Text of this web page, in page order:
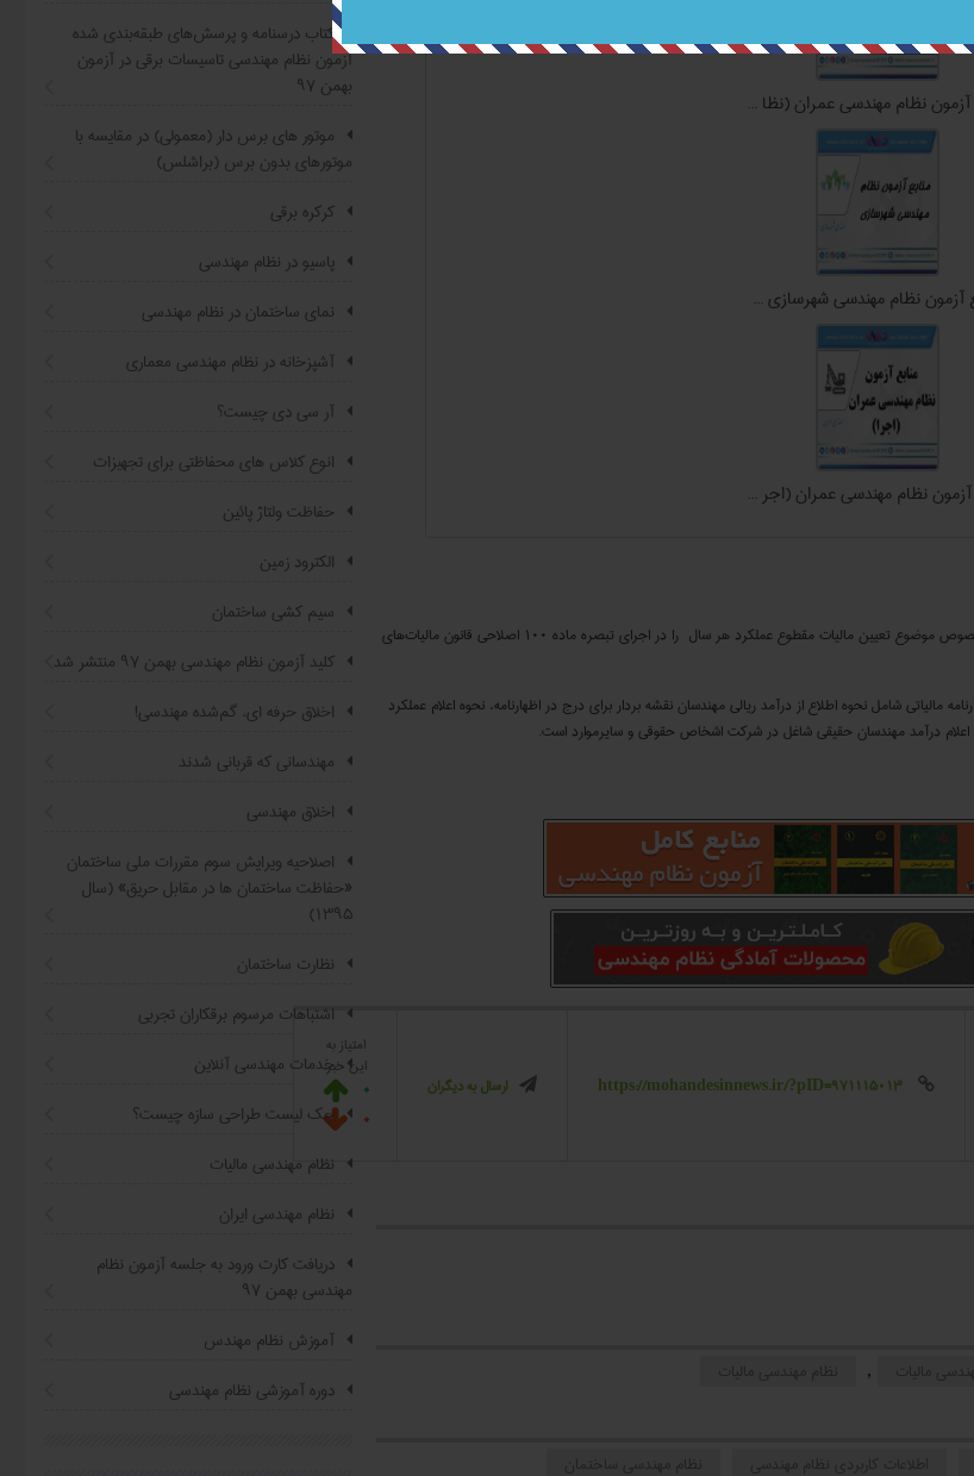
آزمون نظام مهندسی عمران (نظا ...
آزمون نظام مهندسی شهرسازي ...
آزمون نظام مهندسی عمران (اجر ...
مهندسان لزوما باید از آخرین دستورالعمل صادره از سازمان امور مالیاتی در خصوص موضوع تعیین مالیات مقطوع عملکرد هر سال را در اجرای تبصره ماده ۱۰۰ اصلاحی قانون مالیات‌های
مالیاتی شامل نحوه اطلاع از درآمد ریالی مهندسان نقشه بردار برای درج در اظهارنامه، نحوه اعلام عملکرد
درآمد مهندسان حقیقی شاغل در شرکت اشخاص حقوقی و سایرموارد است.

 ارسال به دیگران
امتیاز به
این خبر:
0

0

,
کتاب درسنامه و پرسش‌های طبقه‌بندی شده
آزمون نظام مهندسی تاسیسات برقی در آزمون
بهمن ۹۷
موتور های برس دار (معمولی) در مقایسه با
موتورهای بدون برس (براشلس)
کرکره برقی
پاسیو در نظام مهندسی
نمای ساختمان در نظام مهندسی
آشپزخانه در نظام مهندسی معماری
آر سی دی چیست؟
انوع کلاس های محفاظتی برای تجهیزات
حفاظت ولتاژ پائین
الکترود زمین
سیم کشی ساختمان
کلید آزمون نظام مهندسی بهمن ۹۷ منتشر شد
اخلاق حرفه ای، گم‌شده مهندسی!
مهندسانی که قربانی شدند
اخلاق مهندسي
اصلاحیه ویرایش سوم مقررات ملی ساختمان
«حفاظت ساختمان ها در مقابل حریق» (سال
۱۳۹۵)
نظارت ساختمان
اشتباهات مرسوم برقکاران تجربی
خدمات مهندسی آنلاین
چک لیست طراحی سازه چیست؟
نظام مهندسی مالیات
نظام مهندسی ایران
دریافت کارت ورود به جلسه آزمون نظام
مهندسی بهمن ۹۷
آموزش نظام مهندس
دوره آموزشی نظام مهندسی